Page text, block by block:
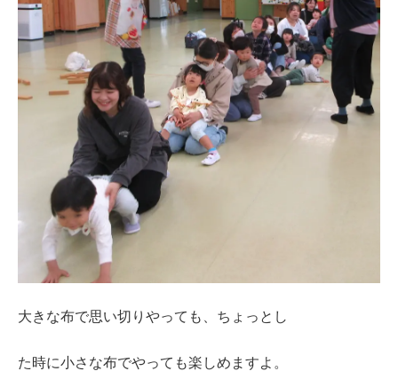
大きな布で思い切りやっても、ちょっとし
た時に小さな布でやっても楽しめますよ。